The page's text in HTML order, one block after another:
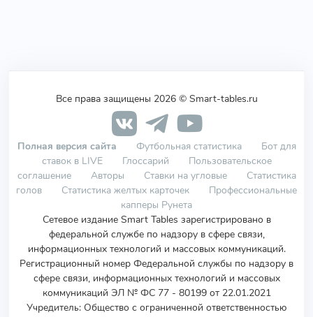
Все права защищены 2026 © Smart-tables.ru
Полная версия сайта Футбольная статистика
Бот для
ставок в LIVE
Глоссарий
Пользовательское
соглашение
Авторы Ставки на угловые
Статистика
голов
Статистика желтых карточек
Профессиональные
капперы Рунета
Сетевое издание Smart Tables зарегистрировано в
федеральной службе по надзору в сфере связи,
информационных технологий и массовых коммуникаций.
Регистрационный номер Федеральной службы по надзору в
сфере связи, информационных технологий и массовых
коммуникаций ЭЛ № ФС 77 - 80199 от 22.01.2021
Учредитель: Общество с ограниченной ответственностью